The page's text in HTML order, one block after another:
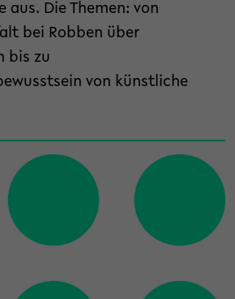
aus. Die Themen: von
bei Robben über
bis zu
von künstliche